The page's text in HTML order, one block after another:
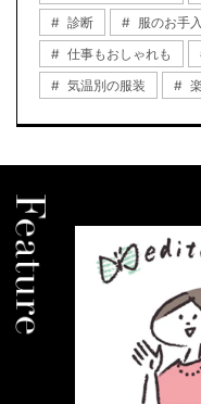
診断
服のお手
仕事もおしゃれも
気温別の服装